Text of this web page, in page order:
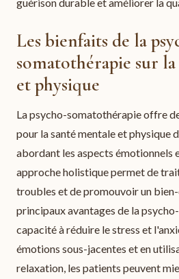
guérison durable et améliorer la
Les bienfaits de la
somatothérapie sur
et physique
La psycho-somatothérapie offre
pour la santé mentale et physique
abordant les aspects émotionnels
approche holistique permet de
troubles et de promouvoir un
principaux avantages de la
capacité à réduire le stress et
émotions sous-jacentes et en
relaxation, les patients peuvent